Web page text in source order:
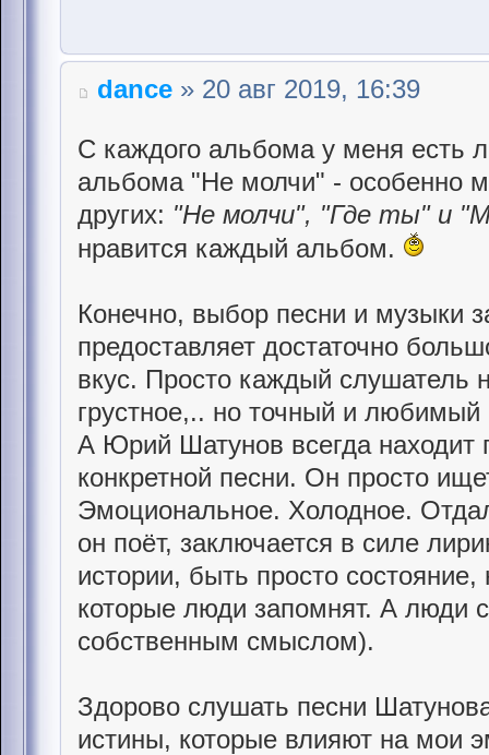
dance » 20 авг 2019, 16:39
С каждого альбома у меня есть
альбома "Не молчи" - особенно
других: "Не молчи", "Где ты" и
нравится каждый альбом.
Конечно, выбор песни и музыки
предоставляет достаточно
вкус. Просто каждый слушатель
грустное,.. но точный и
А Юрий Шатунов всегда находит
конкретной песни. Он просто
Эмоциональное. Холодное.
он поёт, заключается в силе
истории, быть просто
которые люди запомнят. А люди
собственным смыслом).
Здорово слушать песни
истины, которые влияют на мои